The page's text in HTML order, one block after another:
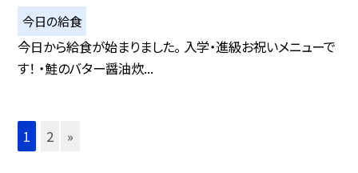
今日の給食
今日から給食が始まりました。 入学・進級お祝いメニューで
す！ ・鮭のバター醤油炊...
1 2 »